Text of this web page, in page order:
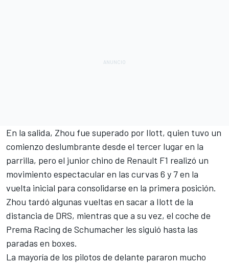
En la salida, Zhou fue superado por Ilott, quien tuvo un
comienzo deslumbrante desde el tercer lugar en la
parrilla, pero el junior chino de Renault F1 realizó un
movimiento espectacular en las curvas 6 y 7 en la
vuelta inicial para consolidarse en la primera posición.
Zhou tardó algunas vueltas en sacar a Ilott de la
distancia de DRS, mientras que a su vez, el coche de
Prema Racing de Schumacher les siguió hasta las
paradas en boxes.
La mayoría de los pilotos de delante pararon mucho